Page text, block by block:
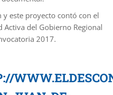
y este proyecto contó con el
Activa del Gobierno Regional
2017.